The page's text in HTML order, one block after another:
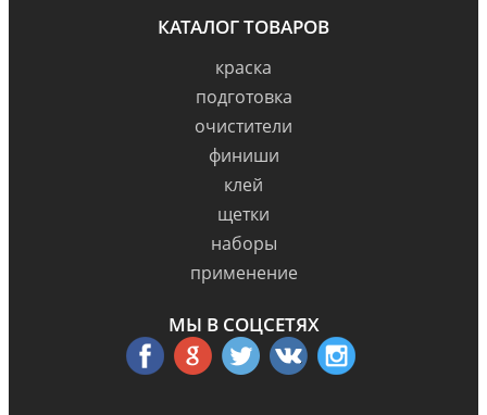
КАТАЛОГ ТОВАРОВ
краска
подготовка
очистители
финиши
клей
щетки
наборы
применение
МЫ В СОЦСЕТЯХ